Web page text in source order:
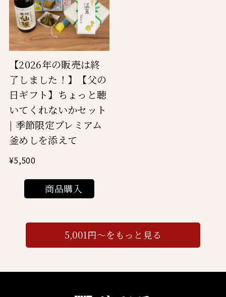
【2026年の販売は終
了しました！】【父の
日ギフト】ちょっと聴
いてくれないかセット
| 季節限定プレミアム
釜めしを添えて
¥5,500
商品購入
5,001円～をもっと見る